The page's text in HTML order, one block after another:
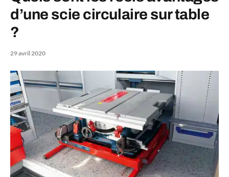
d’une scie circulaire sur table
?
29 avril 2020